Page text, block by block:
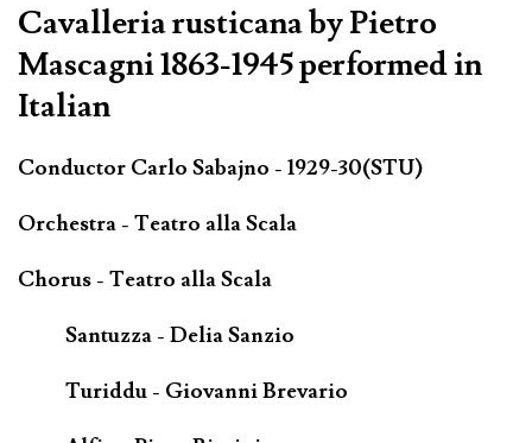
Cavalleria rusticana by Pietro
Mascagni 1863-1945 performed in
Italian
Conductor Carlo Sabajno - 1929-30(STU)
Orchestra - Teatro alla Scala
Chorus - Teatro alla Scala
Santuzza - Delia Sanzio
Turiddu - Giovanni Brevario